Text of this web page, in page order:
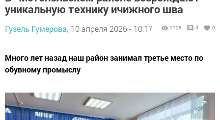
уникальную технику ичижного шва
Гузель Гумерова, 10 апреля 2026 - 10:17 1128 0 0
Много лет назад наш район занимал третье место по
обувному промыслу